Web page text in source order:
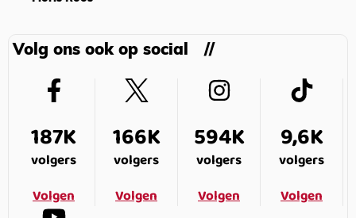
Volg ons ook op social
187K
volgers
Volgen
166K
volgers
Volgen
594K
volgers
Volgen
9,6K
volgers
Volgen